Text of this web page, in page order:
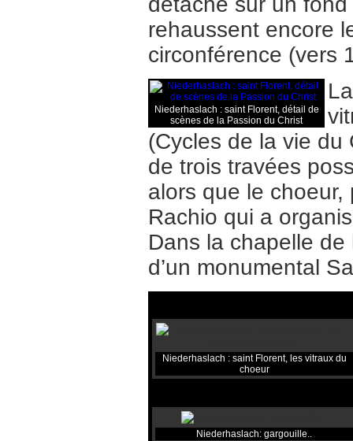
rehaussent encore
circonférence (vers
Niederhaslach : saint Florent, détail de
scènes de la Passion du Christ
(Cycles de la vie du
de trois travées
alors que le choeur,
Rachio qui a
Dans la chapelle
d’un monumental
Niederhaslach : saint Florent, les vitraux du
choeur
Niederhaslach: gargouille..